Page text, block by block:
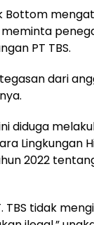
Bottom
meminta
PT TBS.
dari
ini diduga
Lingkungan
2022
TBS tidak